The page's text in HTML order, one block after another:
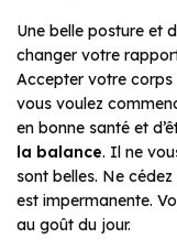
Une belle posture et
changer votre
Accepter votre corps
vous voulez
en bonne santé et
la balance. Il ne
sont belles. Ne
est impermanente.
au goût du jour.